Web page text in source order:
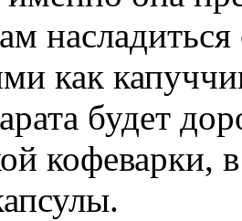
как
будет
кофеварки,